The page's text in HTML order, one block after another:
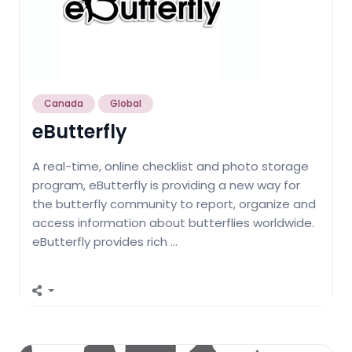
Canada Global
eButterfly
A real-time, online checklist and photo storage
program, eButterfly is providing a new way for
the butterfly community to report, organize and
access information about butterflies worldwide.
eButterfly provides rich …